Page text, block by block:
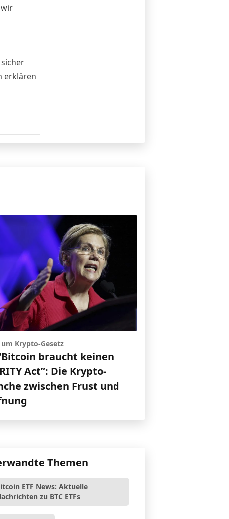
erklären
Krypto-Gesetz
braucht keinen
Act”: Die Krypto-
zwischen Frust und
Themen
ETF News: Aktuelle
zu BTC ETFs